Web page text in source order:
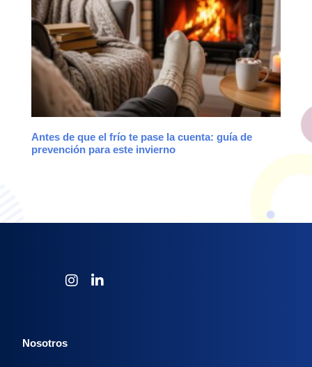
Antes de que el frío te pase la cuenta: guía de
prevención para este invierno
Nosotros